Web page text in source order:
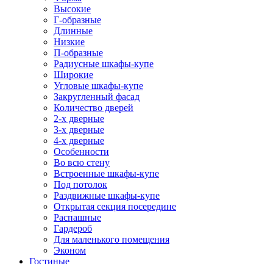
Высокие
Г-образные
Длинные
Низкие
П-образные
Радиусные шкафы-купе
Широкие
Угловые шкафы-купе
Закругленный фасад
Количество дверей
2-х дверные
3-х дверные
4-х дверные
Особенности
Во всю стену
Встроенные шкафы-купе
Под потолок
Раздвижные шкафы-купе
Открытая секция посередине
Распашные
Гардероб
Для маленького помещения
Эконом
Гостиные